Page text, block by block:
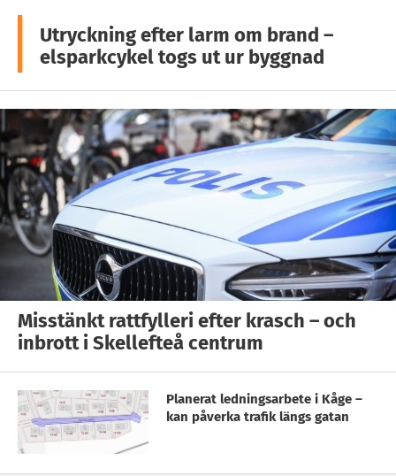
Utryckning efter larm om brand –
elsparkcykel togs ut ur byggnad
Misstänkt rattfylleri efter krasch – och
inbrott i Skellefteå centrum
Planerat ledningsarbete i Kåge –
kan påverka trafik längs gatan